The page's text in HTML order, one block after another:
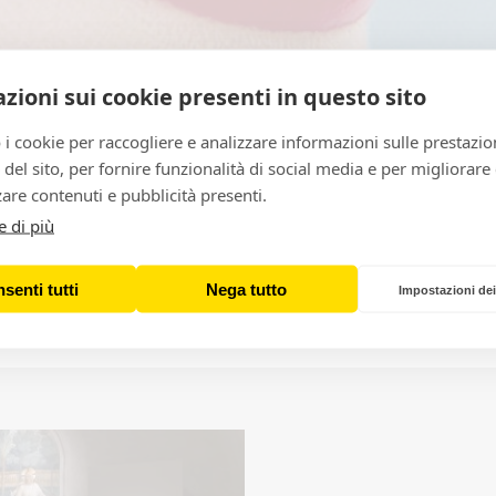
Monselles e la
e sperimentali del Centro
sui cookie presenti in questo sito
cookie per raccogliere e analizzare informazioni sulle
sito, per fornire funzionalità di social media e per migliorare
contenuti e pubblicità presenti.
di più
tutti Nega tutto Impostazioni